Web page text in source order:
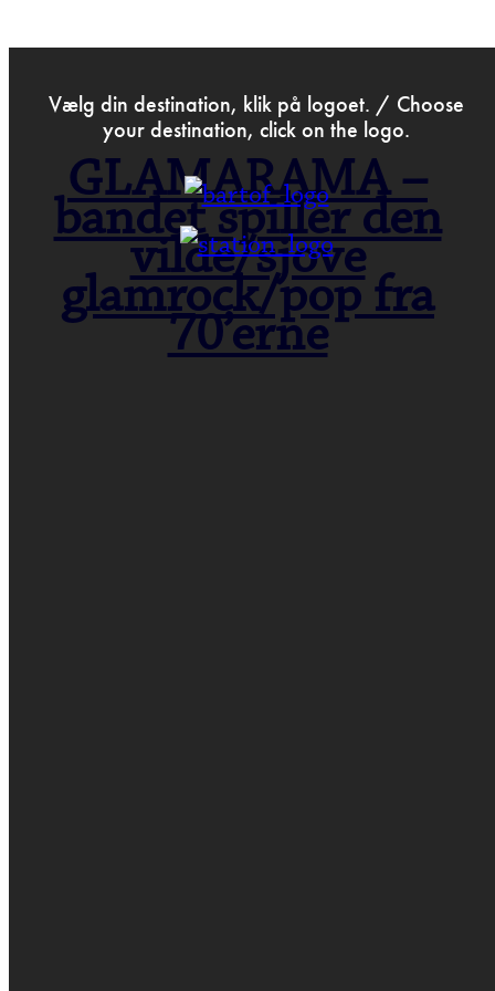
Vælg din destination, klik på logoet. / Choose
your destination, click on the logo.
GLAMARAMA –
bandet spiller den
vilde/sjove
glamrock/pop fra
70’erne